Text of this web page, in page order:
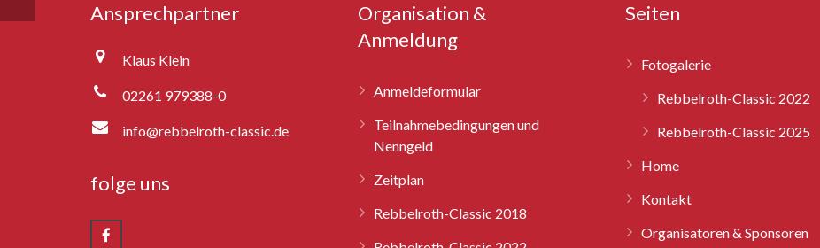
Ansprechpartner
Klaus Klein
02261 979388-0
info@rebbelroth-classic.de
folge uns
Organisation &
Anmeldung
Anmeldeformular
Teilnahmebedingungen und
Nenngeld
Zeitplan
Rebbelroth-Classic 2018
Seiten
Fotogalerie
Rebbelroth-Classic 2022
Rebbelroth-Classic 2025
Home
Kontakt
Organisatoren & Sponsoren